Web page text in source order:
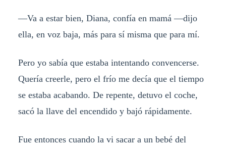
—Va a estar bien, Diana, confía en mamá —dijo
ella, en voz baja, más para sí misma que para mí.
Pero yo sabía que estaba intentando convencerse.
Quería creerle, pero el frío me decía que el tiempo
se estaba acabando. De repente, detuvo el coche,
sacó la llave del encendido y bajó rápidamente.
Fue entonces cuando la vi sacar a un bebé del